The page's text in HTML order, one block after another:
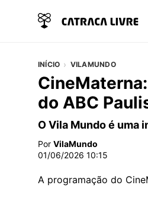
INÍCIO VILAMUNDO
do ABC
O Vila Mundo é uma
Por VilaMundo
01/06/2026 10:15
A programação do